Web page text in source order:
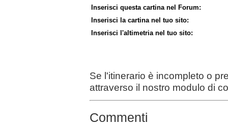
Inserisci questa cartina nel Forum:
Inserisci la cartina nel tuo sito:
Inserisci l'altimetria nel tuo sito:
Se l'itinerario è incompleto o
attraverso il nostro modulo di
Commenti